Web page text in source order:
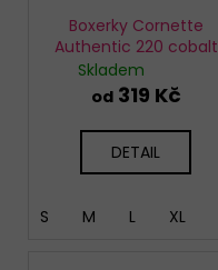
Boxerky Cornette
Authentic 220 cobalt
Skladem
od319 Kč
DETAIL
S M L XL